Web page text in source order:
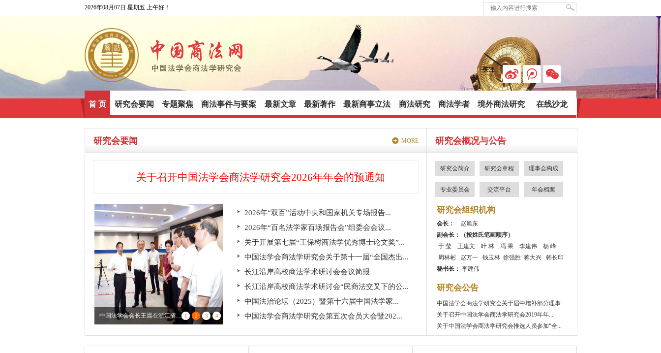
2026年08月07日 星期五 上午好！
关注：
首 页 研究会要闻 专题聚焦 商法事件与要案 最新文章 最新著作 最新商事立法 商法研究 商法学者 境外商法研究 在线沙龙
研究会要闻 MORE
关于召开中国法学会商法学研究会2026年年会的预通知
中国法学会会长王晨在浙江省杭州... 1 2 3 4
2026年“双百”活动中央和国家机关专场报告...
2026年“百名法学家百场报告会”组委会会议...
关于开展第七届“王保树商法学优秀博士论文奖”...
中国法学会商法学研究会关于第十一届“全国杰出...
长江沿岸高校商法学术研讨会会议简报
长江沿岸高校商法学术研讨会“民商法交叉下的公...
中国法治论坛（2025）暨第十六届中国法学家...
中国法学会商法学研究会第五次会员大会暨202...
研究会概况与公告
研究会简介 研究会章程 理事会构成
专业委员会 交流平台 年会档案
研究会组织机构
会长：
赵旭东
副会长：（按姓氏笔画顺序）
于 莹
王建文 叶 林 冯 果 李建伟
杨 峰
周林彬
赵万一 钱玉林 徐强胜 蒋大兴
韩长印
秘书长： 李建伟
研究会公告
中国法学会商法学研究会关于届中增补部分理事...
关于召开中国法学会商法学研究会2019年年...
关于中国法学会商法学研究会推选人员参加“全...